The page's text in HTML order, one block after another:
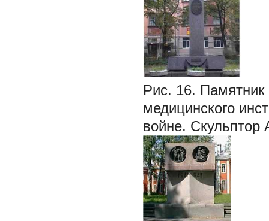
Рис. 16. Памятник
медицинского
войне. Скульптор